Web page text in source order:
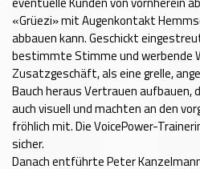
«Grüezi» mit Augenkontakt
abbauen kann. Geschickt
bestimmte Stimme und werbende
Zusatzgeschäft, als eine grelle,
Bauch heraus Vertrauen aufbauen,
auch visuell und machten an den
fröhlich mit. Die VoicePower-
sicher.
Danach entführte Peter